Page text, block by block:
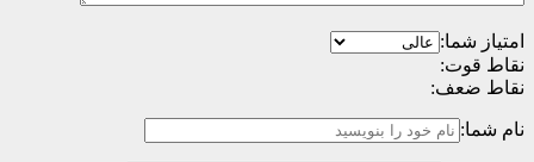
امتیاز شما:
نقاط قوت:
نقاط ضعف:
نام شما: